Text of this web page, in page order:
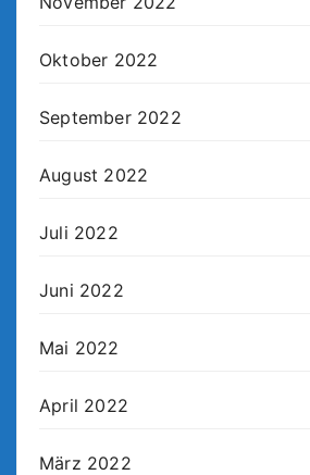
Oktober 2022
September 2022
August 2022
Juli 2022
Juni 2022
Mai 2022
April 2022
März 2022